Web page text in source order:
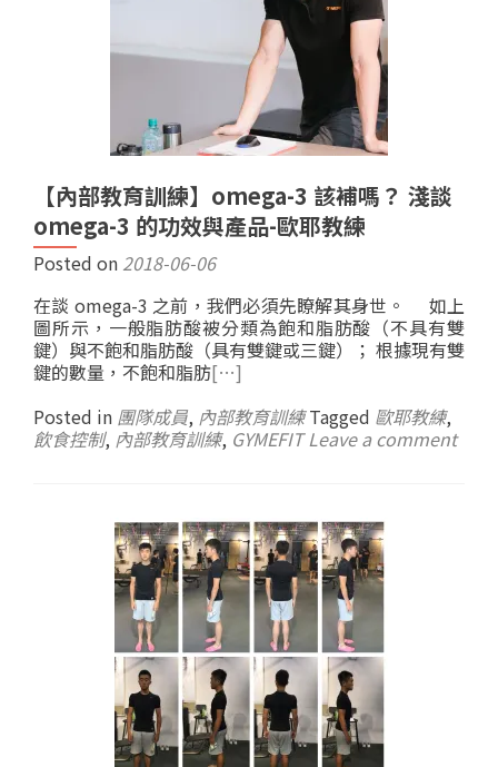
【內部教育訓練】omega-3 該補嗎？ 淺談
omega-3 的功效與產品-歐耶教練
Posted on 2018-06-06
在談 omega-3 之前，我們必須先瞭解其身世。 如上
圖所示，一般脂肪酸被分類為飽和脂肪酸（不具有雙
鍵）與不飽和脂肪酸（具有雙鍵或三鍵）； 根據現有雙
鍵的數量，不飽和脂肪[…]
Posted in 團隊成員, 內部教育訓練 Tagged 歐耶教練,
飲食控制, 內部教育訓練, GYMEFIT Leave a comment